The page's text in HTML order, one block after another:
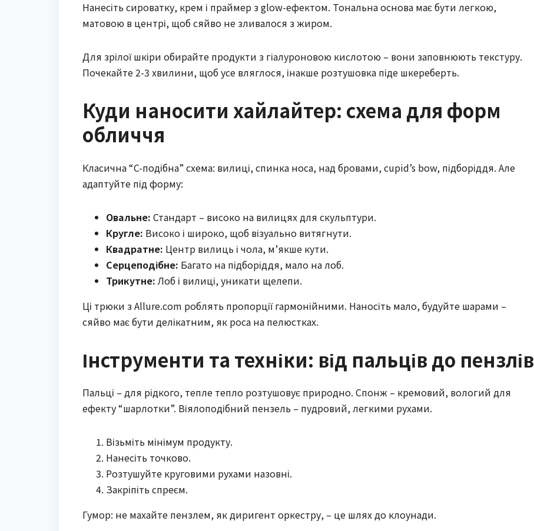
Нанесіть сироватку, крем і праймер з glow-ефектом. Тональна основа має бути легкою,
матовою в центрі, щоб сяйво не зливалося з жиром.
Для зрілої шкіри обирайте продукти з гіалуроновою кислотою – вони заповнюють текстуру.
Почекайте 2-3 хвилини, щоб усе вляглося, інакше розтушовка піде шкереберть.
Куди наносити хайлайтер: схема для форм
обличчя
Класична “C-подібна” схема: вилиці, спинка носа, над бровами, cupid’s bow, підборіддя. Але
адаптуйте під форму:
Овальне: Стандарт – високо на вилицях для скульптури.
Кругле: Високо і широко, щоб візуально витягнути.
Квадратне: Центр вилиць і чола, м’якше кути.
Серцеподібне: Багато на підборіддя, мало на лоб.
Трикутне: Лоб і вилиці, уникати щелепи.
Ці трюки з Allure.com роблять пропорції гармонійними. Наносіть мало, будуйте шарами –
сяйво має бути делікатним, як роса на пелюстках.
Інструменти та техніки: від пальців до пензлів
Пальці – для рідкого, тепле тепло розтушовує природно. Спонж – кремовий, вологий для
ефекту “шарлотки”. Віялоподібний пензель – пудровий, легкими рухами.
Візьміть мінімум продукту.
Нанесіть точково.
Розтушуйте круговими рухами назовні.
Закріпіть спреєм.
Гумор: не махайте пензлем, як диригент оркестру, – це шлях до клоунади.